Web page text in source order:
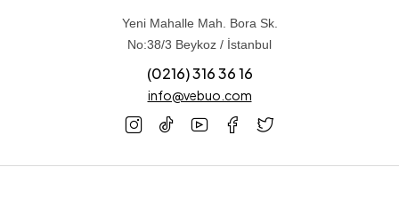
Yeni Mahalle Mah. Bora Sk.
No:38/3 Beykoz / İstanbul
(0216) 316 36 16
info@vebuo.com